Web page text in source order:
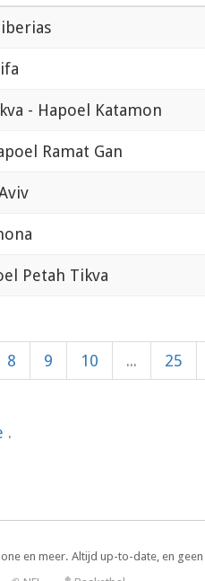
- Hapoel Katamon
Ramat Gan
Petah Tikva
8 9 10 ... 25
.
en meer. Altijd up-to-date, en